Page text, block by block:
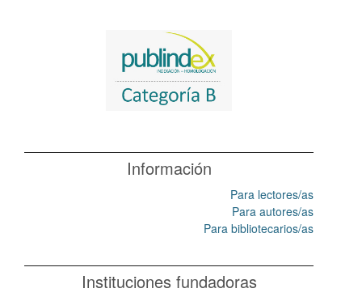
Información
Para lectores/as
Para autores/as
Para bibliotecarios/as
Instituciones fundadoras